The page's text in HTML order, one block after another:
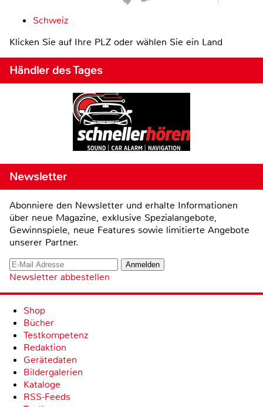
Schweiz
Klicken Sie auf Ihre PLZ oder wählen Sie ein Land
Händler des Tages
Newsletter
Abonniere den Newsletter und erhalte Informationen
über neue Magazine, exklusive Spezialangebote,
Gewinnspiele, neue Features sowie limitierte Angebote
unserer Partner.
Newsletter abbestellen
Shop
Bücher
Testkompetenz
Redaktion
Gerätedaten
Bildergalerien
Kataloge
RSS-Feeds